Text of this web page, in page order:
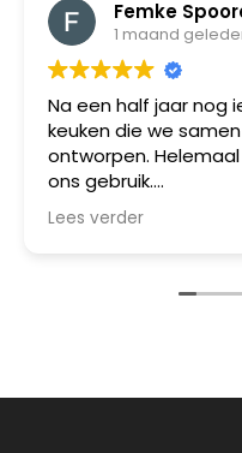
Femke
1 maand
Na een half jaar nog
keuken die we
ontworpen.
ons gebruik.
Naast het
apparatuurkeuze
Lees verder